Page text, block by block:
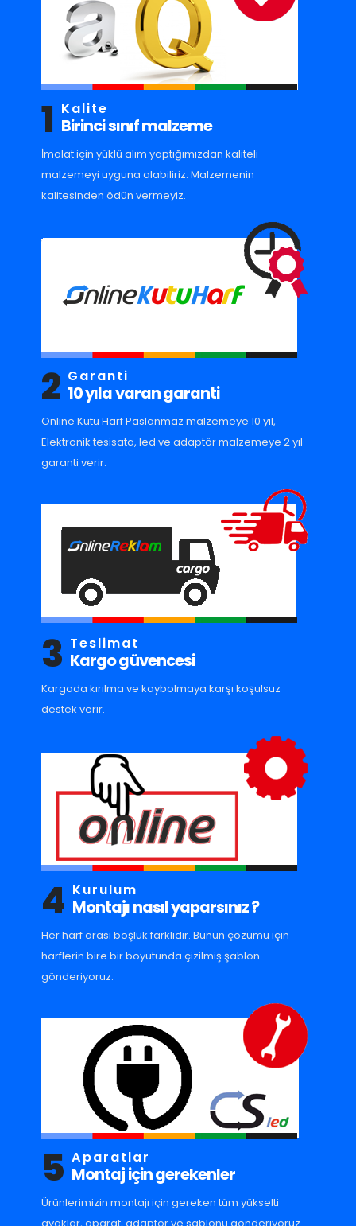
1 Kalite
Birinci sınıf malzeme
İmalat için yüklü alım yaptığımızdan kaliteli
malzemeyi uyguna alabiliriz. Malzemenin
kalitesinden ödün vermeyiz.
2 Garanti
10 yıla varan garanti
Online Kutu Harf Paslanmaz malzemeye 10 yıl,
Elektronik tesisata, led ve adaptör malzemeye 2 yıl
garanti verir.
3 Teslimat
Kargo güvencesi
Kargoda kırılma ve kaybolmaya karşı koşulsuz
destek verir.
4 Kurulum
Montajı nasıl yaparsınız ?
Her harf arası boşluk farklıdır. Bunun çözümü için
harflerin bire bir boyutunda çizilmiş şablon
gönderiyoruz.
5 Aparatlar
Montaj için gerekenler
Ürünlerimizin montajı için gereken tüm yükselti